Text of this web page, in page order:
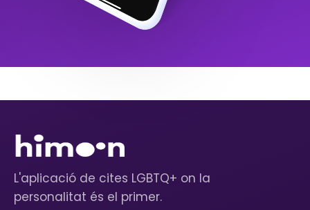
L'aplicació de cites LGBTQ+ on la
personalitat és el primer.